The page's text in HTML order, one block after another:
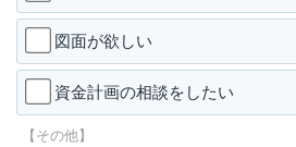
図面が欲しい
資金計画の相談をしたい
【その他】